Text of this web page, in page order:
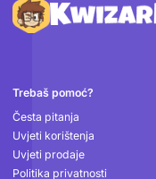
Podnožje
Trebaš pomoć?
Česta pitanja
Uvjeti korištenja
Uvjeti prodaje
Politika privatnosti